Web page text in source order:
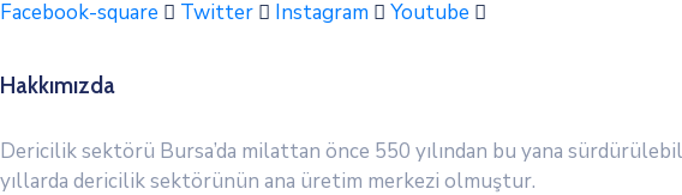
Facebook-square
Twitter Instagram Youtube
Hakkımızda
Dericilik sektörü Bursa’da milattan önce 550 yılından bu yana
yıllarda dericilik sektörünün ana üretim merkezi olmuştur.